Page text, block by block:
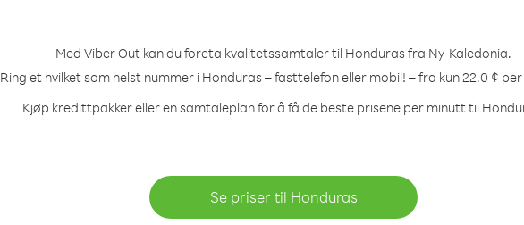
Med Viber Out kan du foreta kvalitetssamtaler til Honduras fra Ny-Kaledonia.
Ring et hvilket som helst nummer i Honduras – fasttelefon eller mobil! – fra kun 22.0 ¢
Kjøp kredittpakker eller en samtaleplan for å få de beste prisene per minutt til
Se priser til Honduras